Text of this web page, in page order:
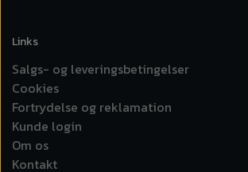
Links
Salgs- og leveringsbetingelser
Cookies
Fortrydelse og reklamation
Kunde login
Om os
Kontakt